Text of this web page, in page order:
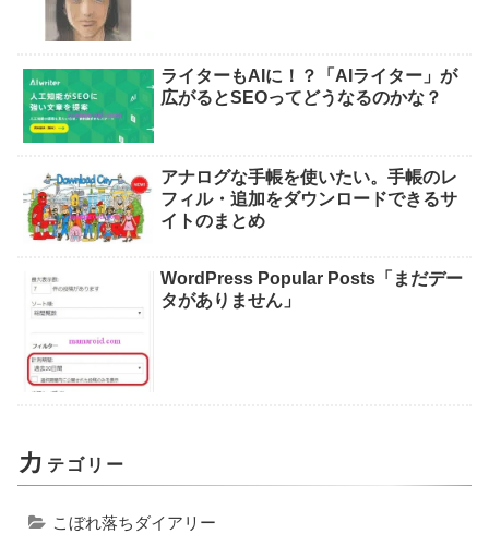
ライターもAIに！？「AIライター」が
広がるとSEOってどうなるのかな？
アナログな手帳を使いたい。手帳のレ
フィル・追加をダウンロードできるサ
イトのまとめ
WordPress Popular Posts「まだデー
タがありません」
カ テゴリー
こぼれ落ちダイアリー